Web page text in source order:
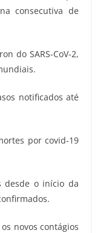
consecutiva de
do SARS-CoV-2,
notificados até
por covid-19
desde o início da
novos contágios